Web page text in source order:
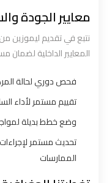
معايير الجودة
نتبع في تقديم ليموزين
المعايير الداخلية
فحص دوري لحالة
تقييم مستمر لأداء
وضع خطط بديلة
تحديث مستمر
الممارسات
المطار
الساخن